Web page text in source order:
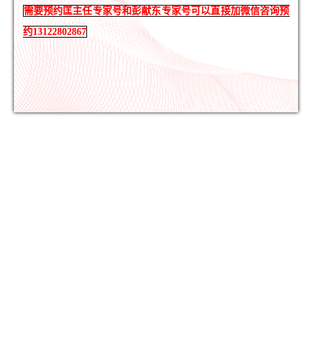
需要预约匡主任专家号和彭献东专家号可以直接加微信咨询预
约13122802867